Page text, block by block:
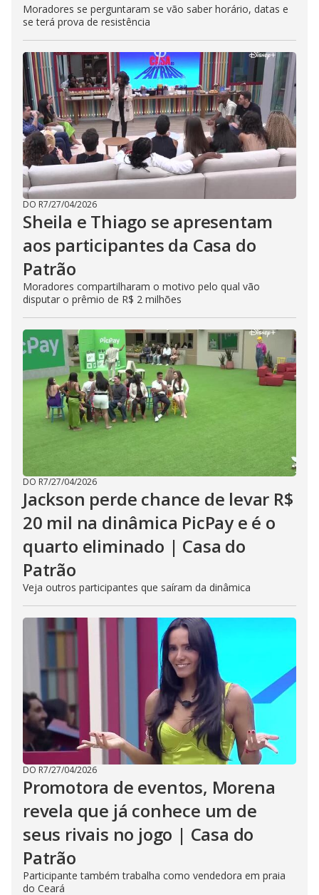
Moradores se perguntaram se vão saber horário, datas e
se terá prova de resistência
DO R7/27/04/2026
Sheila e Thiago se apresentam
aos participantes da Casa do
Patrão
Moradores compartilharam o motivo pelo qual vão
disputar o prêmio de R$ 2 milhões
DO R7/27/04/2026
Jackson perde chance de levar R$
20 mil na dinâmica PicPay e é o
quarto eliminado | Casa do
Patrão
Veja outros participantes que saíram da dinâmica
DO R7/27/04/2026
Promotora de eventos, Morena
revela que já conhece um de
seus rivais no jogo | Casa do
Patrão
Participante também trabalha como vendedora em praia
do Ceará